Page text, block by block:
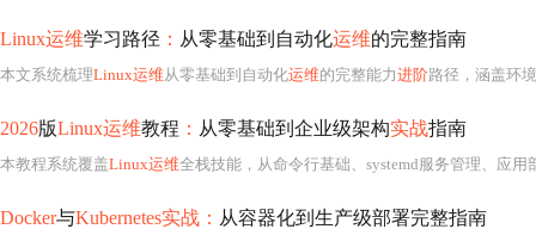
Linux运维学习路径 ： 从零基础到自动化运维的完整指南
本文系统梳理Linux运维从零基础到自动化运维的完整能力进阶路径，涵盖环境搭建、四阶段能力
2026版Linux运维教程 ： 从零基础到企业级架构实战指南
本教程系统覆盖Linux运维全栈技能，从命令行基础、systemd服务管理、应用部署（Nginx/MySQL/Redis）到集群高可用（
Docker与Kubernetes实战： 从容器化到生产级部署完整指南